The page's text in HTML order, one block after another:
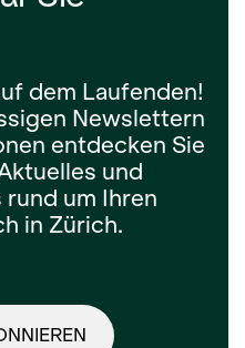
dem Laufenden!
Newslettern
entdecken Sie
und
um Ihren
in Zürich.